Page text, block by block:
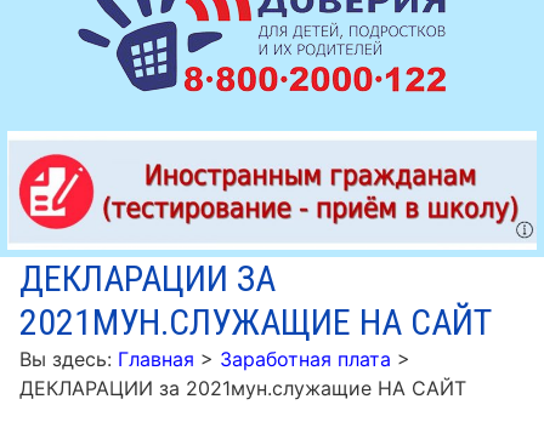
ДЕКЛАРАЦИИ ЗА
2021МУН.СЛУЖАЩИЕ НА САЙТ
Вы здесь: Главная > Заработная плата >
ДЕКЛАРАЦИИ за 2021мун.служащие НА САЙТ